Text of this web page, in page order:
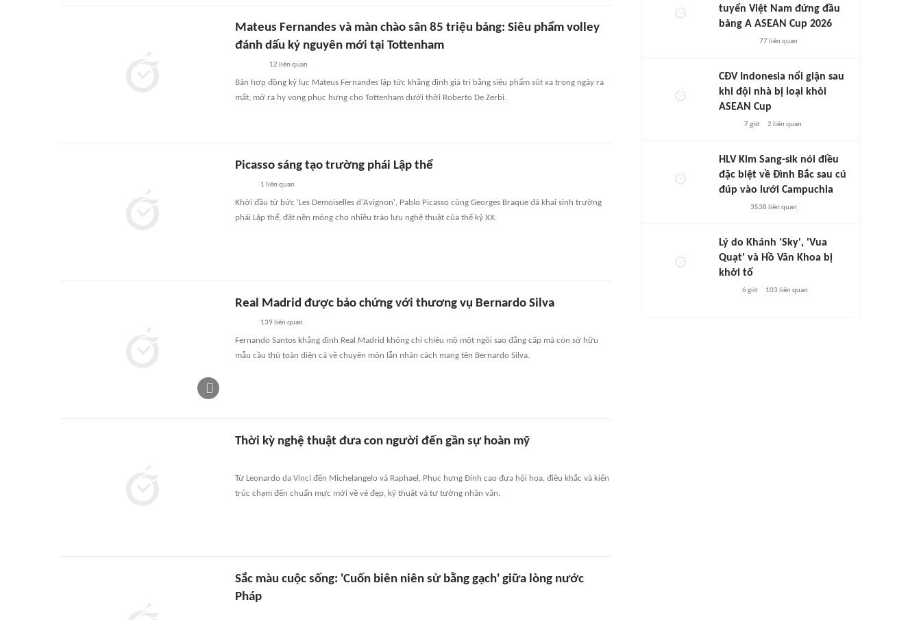
Mateus Fernandes và màn chào sân 85 triệu bảng: Siêu phẩm volley
đánh dấu kỷ nguyên mới tại Tottenham
12 liên quan
Bản hợp đồng kỷ lục Mateus Fernandes lập tức khẳng định giá trị bằng siêu phẩm sút xa trong ngày ra
mắt, mở ra hy vọng phục hưng cho Tottenham dưới thời Roberto De Zerbi.
Picasso sáng tạo trường phái Lập thể
1 liên quan
Khởi đầu từ bức 'Les Demoiselles d'Avignon', Pablo Picasso cùng Georges Braque đã khai sinh trường
phái Lập thể, đặt nền móng cho nhiều trào lưu nghệ thuật của thế kỷ XX.
Real Madrid được bảo chứng với thương vụ Bernardo Silva
139 liên quan
Fernando Santos khẳng định Real Madrid không chỉ chiêu mộ một ngôi sao đẳng cấp mà còn sở hữu
mẫu cầu thủ toàn diện cả về chuyên môn lẫn nhân cách mang tên Bernardo Silva.
Thời kỳ nghệ thuật đưa con người đến gần sự hoàn mỹ
Từ Leonardo da Vinci đến Michelangelo và Raphael, Phục hưng Đỉnh cao đưa hội họa, điêu khắc và kiến
trúc chạm đến chuẩn mực mới về vẻ đẹp, kỹ thuật và tư tưởng nhân văn.
Sắc màu cuộc sống: 'Cuốn biên niên sử bằng gạch' giữa lòng nước
Pháp
tuyển Việt Nam đứng đầu
bảng A ASEAN Cup 2026
77liên quan
CĐV Indonesia nổi giận sau
khi đội nhà bị loại khỏi
ASEAN Cup
7 giờ 2 liên quan
HLV Kim Sang-sik nói điều
đặc biệt về Đình Bắc sau cú
đúp vào lưới Campuchia
3538 liên quan
Lý do Khánh 'Sky', 'Vua
Quạt' và Hồ Văn Khoa bị
khởi tố
6 giờ 103 liên quan